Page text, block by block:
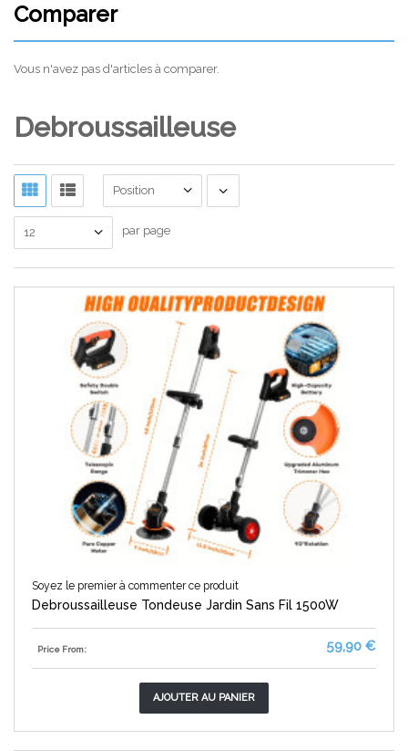
Comparer
Vous n'avez pas d'articles à comparer.
Debroussailleuse
Position
12 par page
Soyez le premier à commenter ce produit
Debroussailleuse Tondeuse Jardin Sans Fil 1500W
Price From: 59,90 €
AJOUTER AU PANIER